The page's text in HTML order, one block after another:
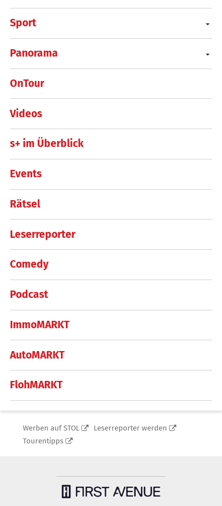
Sport
Panorama
OnTour
Videos
s+ im Überblick
Events
Rätsel
Leserreporter
Comedy
Podcast
ImmoMARKT
AutoMARKT
FlohMARKT
Werben auf STOL
Leserreporter werden
Tourentipps